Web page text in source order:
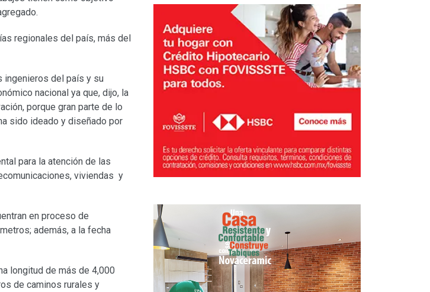
regionales del país, más del
ingenieros del país y su
nacional ya que, dijo, la
porque gran parte de lo
sido ideado y diseñado por
para la atención de las
viviendas y
en proceso de
además, a la fecha
longitud de más de 4,000
de caminos rurales y